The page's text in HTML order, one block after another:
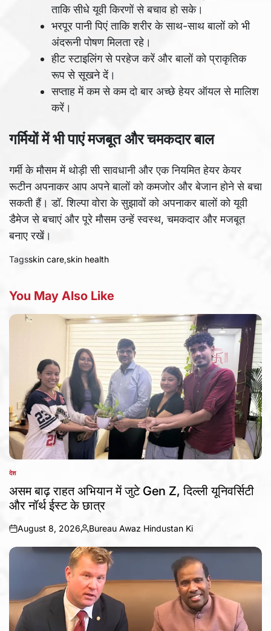
ताकि सीधे यूवी किरणों से बचाव हो सके।
भरपूर पानी पिएं ताकि शरीर के साथ-साथ बालों को भी
अंदरूनी पोषण मिलता रहे।
हीट स्टाइलिंग से परहेज करें और बालों को प्राकृतिक
रूप से सूखने दें।
सप्ताह में कम से कम दो बार अच्छे हेयर ऑयल से मालिश
करें।
गर्मियों में भी पाएं मजबूत और चमकदार बाल
गर्मी के मौसम में थोड़ी सी सावधानी और एक नियमित हेयर केयर
रूटीन अपनाकर आप अपने बालों को कमजोर और बेजान होने से बचा
सकती हैं। डॉ. शिल्पा वोरा के सुझावों को अपनाकर बालों को यूवी
डैमेज से बचाएं और पूरे मौसम उन्हें स्वस्थ, चमकदार और मजबूत
बनाए रखें।
Tagsskin care,skin health
You May Also Like
POSTED
देश
असम बाढ़ राहत अभियान में जुटे Gen Z, दिल्ली यूनिवर्सिटी
और नॉर्थ ईस्ट के छात्र
on
August 8, 2026
Posted
by
Bureau Awaz Hindustan Ki